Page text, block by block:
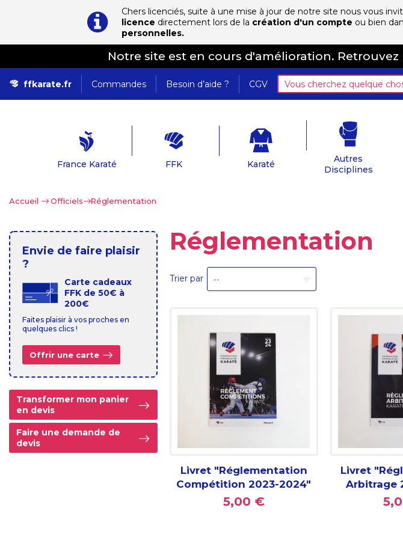
Chers licenciés, suite à une mise à jour de notre site nous vous
licence directement lors de la création d'un compte ou bien
personnelles.
Notre site est en cours d'amélioration.
ffkarate.fr Commandes Besoin d’aide ? CGV
France Karaté FFK Karaté
Autres
Disciplines
Accueil > Officiels> Réglementation
Envie de faire plaisir
?
Carte cadeaux
FFK de 50€ à
200€
Faites plaisir à vos proches en
quelques clics !
Offrir une carte
Transformer mon panier
en devis
Faire une demande de
devis
Réglementation
Trier par --
Livret "Réglementation
Compétition 2023-2024"
5,00 €
Livret
Arbitrage